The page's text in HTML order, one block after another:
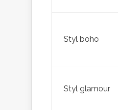
Styl boho
Styl glamour